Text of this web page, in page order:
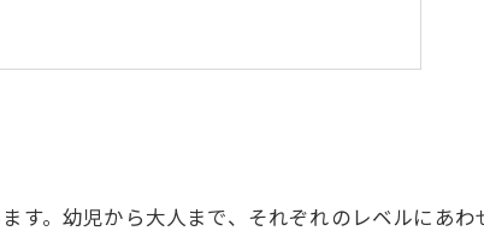
す。幼児から大人まで、それぞれのレベルにあ